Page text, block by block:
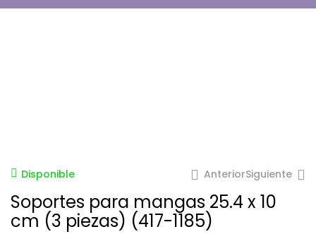
Disponible AnteriorSiguiente
Soportes para mangas 25.4 x 10
cm (3 piezas) (417-1185)